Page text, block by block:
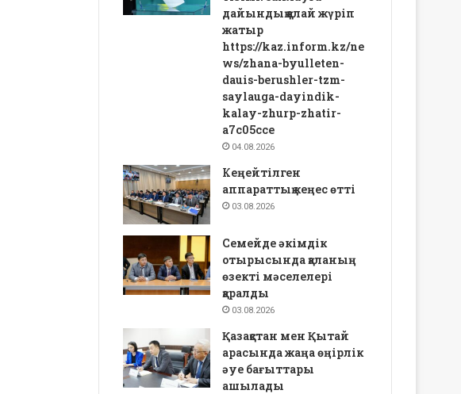
дайындық қалай жүріп
жатыр
https://kaz.inform.kz/ne
ws/zhana-byulleten-
dauis-berushler-tzm-
saylauga-dayindik-
kalay-zhurp-zhatir-
a7c05cce
04.08.2026
Кеңейтілген
аппараттық кеңес өтті
03.08.2026
Семейде әкімдік
отырысында қаланың
өзекті мәселелері
қаралды
03.08.2026
Қазақстан мен Қытай
арасында жаңа өңірлік
әуе бағыттары
ашылады